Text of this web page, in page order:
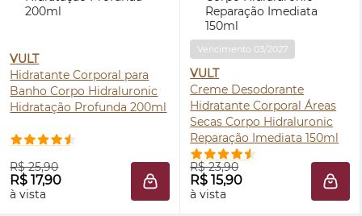
VULT
Hidratante Corporal para
Banho Corpo Hidraluronic
Hidratação Profunda 200ml
R$ 25,90
R$ 17,90
à vista ADICIONAR À SACOLA
Vencimento 03/2027
VULT
Creme Desodorante
Hidratante Corporal Áreas
Secas Corpo Hidraluronic
Reparação Imediata 150ml
R$ 23,90
R$ 15,90
à vista